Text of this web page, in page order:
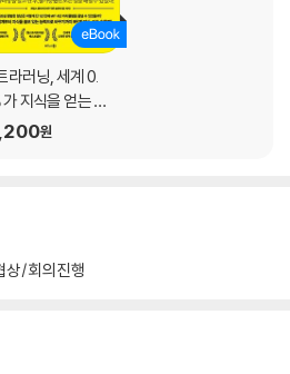
될까?/ 한 기술을 배우는 것이 다른 기술
기술을 습득하는 방식/ 머릿속 지식을 제
적 결과/ 마음은 지식 도구의 집합이다
슷하거나 완전히 다른 예를 살핀다/ 다양
가지 요건 결합하기/ 창의적 아웃풋이
라러닝, 세계 0.
지식을 얻는 비
원
상/회의진행